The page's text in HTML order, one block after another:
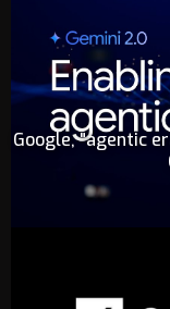
Google, "agentic